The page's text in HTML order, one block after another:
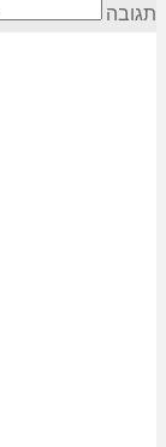
תגובה